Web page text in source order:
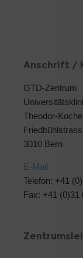
Anschrift /
GTD-Zentrum
Theodor-
3010 Bern
E-Mail
Telefon: +41
Fax: +41 (0)31